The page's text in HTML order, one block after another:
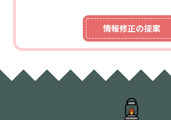
情報修正の提案